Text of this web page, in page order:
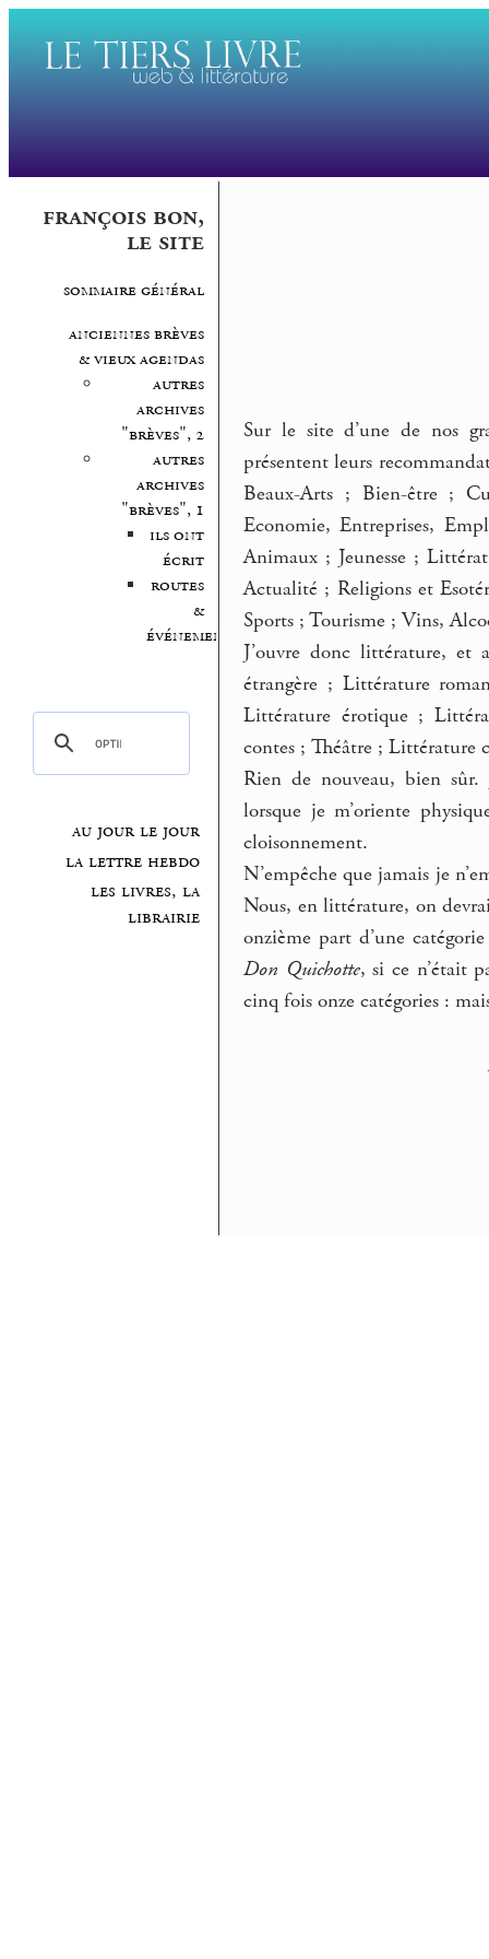
françois bon,
le site
sommaire général
anciennes brèves
& vieux agendas
autres
archives
"brèves", 2
autres
archives
"brèves", 1
ils ont
écrit
routes
&
événements
au jour le jour
la lettre hebdo
les livres, la
librairie
Sur le site d’une de nos
présentent leurs
Beaux-Arts ; Bien-être ;
Economie, Entreprises,
Animaux ; Jeunesse ;
Actualité ; Religions et
Sports ; Tourisme ; Vins,
J’ouvre donc littérature,
étrangère ; Littérature
Littérature érotique ;
contes ; Théâtre ; Littérature
Rien de nouveau, bien
lorsque je m’oriente
cloisonnement.
N’empêche que jamais je
Nous, en littérature, on
onzième part d’une
Don Quichotte, si ce n’était
cinq fois onze catégories :